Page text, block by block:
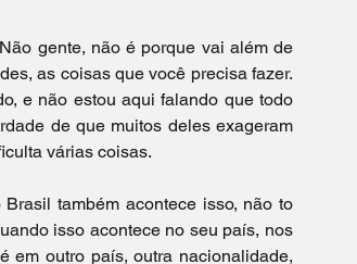
gente, não é porque vai além de
as coisas que você precisa fazer.
e não estou aqui falando que todo
de que muitos deles exageram
várias coisas.
também acontece isso, não to
isso acontece no seu país, nos
em outro país, outra nacionalidade,